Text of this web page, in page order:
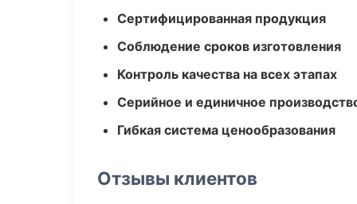
Сертифицированная продукция
Соблюдение сроков изготовления
Контроль качества на всех этапах
Серийное и единичное
Гибкая система ценообразования
Отзывы клиентов